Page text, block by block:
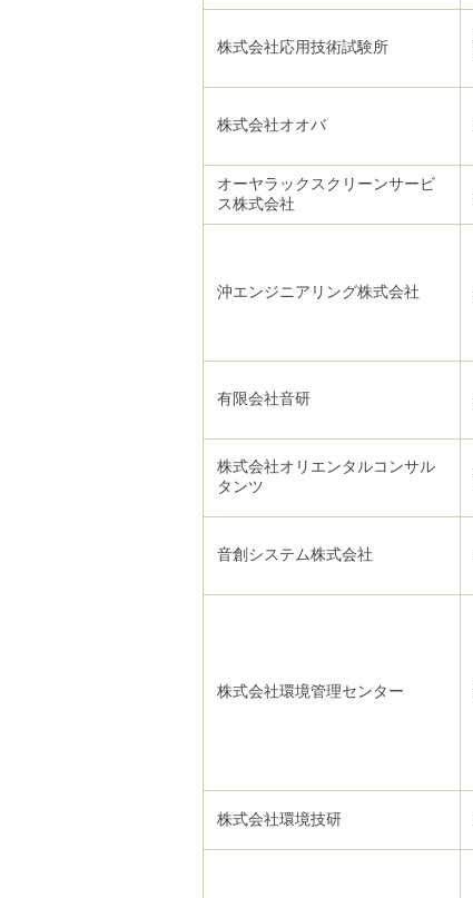
株式会社応用技術試験所
株式会社オオバ
オーヤラックスクリーンサービ
ス株式会社
沖エンジニアリング株式会社
有限会社音研
株式会社オリエンタルコンサル
タンツ
音創システム株式会社
株式会社環境管理センター
株式会社環境技研